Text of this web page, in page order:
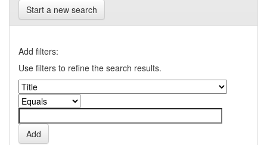
Start a new search
Add filters:
Use filters to refine the search results.